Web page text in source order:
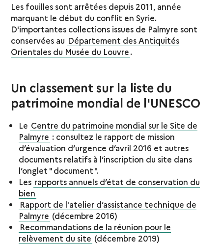
Les fouilles sont arrêtées depuis 2011, année
marquant le début du conflit en Syrie.
D'importantes collections issues de Palmyre sont
conservées au Département des Antiquités
Orientales du Musée du Louvre.
Un classement sur la liste du
patrimoine mondial de l'UNESCO
Le Centre du patrimoine mondial sur le Site de
Palmyre : consultez le rapport de mission
d’évaluation d’urgence d’avril 2016 et autres
documents relatifs à l’inscription du site dans
l’onglet "document".
Les rapports annuels d’état de conservation du
bien
Rapport de l'atelier d’assistance technique de
Palmyre (décembre 2016)
Recommandations de la réunion pour le
relèvement du site (décembre 2019)